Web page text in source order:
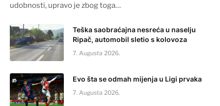
udobnosti, upravo je zbog toga…
Teška saobraćajna nesreća u naselju
Ripač, automobil sletio s kolovoza
7. Augusta 2026.
Evo šta se odmah mijenja u Ligi prvaka
7. Augusta 2026.